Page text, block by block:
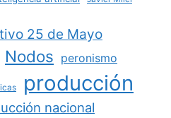
25 de Mayo
Nodos peronismo
producción
nacional